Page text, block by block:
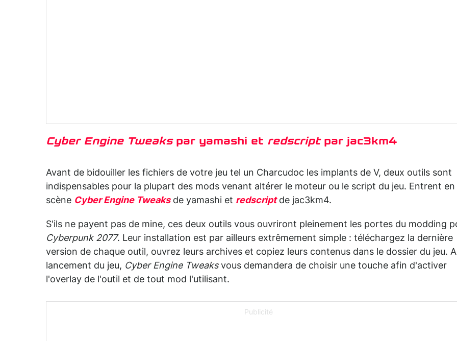
Cyber Engine Tweakspar yamashi et redscriptpar jac3km4
Avant de bidouiller les fichiers de votre jeu tel un Charcudoc les implants de V, deux outils sont
indispensables pour la plupart des mods venant altérer le moteur ou le script du jeu. Entrent en
scène Cyber Engine Tweaksde yamashi et redscriptde jac3km4.
S'ils ne payent pas de mine, ces deux outils vous ouvriront pleinement les portes du modding
Cyberpunk 2077. Leur installation est par ailleurs extrêmement simple : téléchargez la dernière
version de chaque outil, ouvrez leurs archives et copiez leurs contenus dans le dossier du jeu.
lancement du jeu, Cyber Engine Tweaksvous demandera de choisir une touche afin d'activer
l'overlay de l'outil et de tout mod l'utilisant.
Publicité